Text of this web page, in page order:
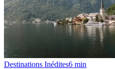
Destinations Inédites6 min